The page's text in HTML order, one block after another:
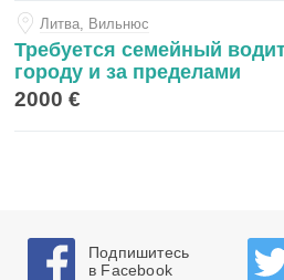
Литва, Вильнюс
Требуется семейный
городу и за пределами
2000 €
Подпишитесь
в Facebook